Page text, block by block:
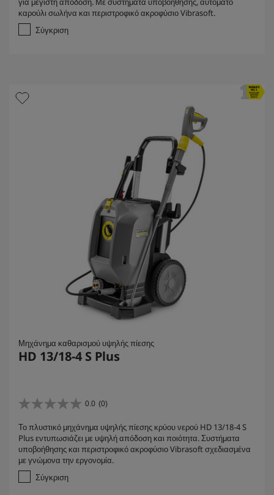
π
ό
α
ι
α
καρούλι σωλήνα και περιστροφικό ακροφύσιο Vibrasoft.
Σύγκριση
Μηχάνημα καθαρισμού υψηλής πίεσης
HD 13/18-4 S Plus
0.0 (0)
0
0
α
π
ό
α
Το πλυστικό μηχάνημα υψηλής πίεσης κρύου νερού HD 13/18-4 S
Plus εντυπωσιάζει με υψηλή απόδοση και ποιότητα. Συστήματα
υποβοήθησης και περιστροφικό ακροφύσιο Vibrasoft σχεδιασμένα
με γνώμονα την εργονομία.
Σύγκριση